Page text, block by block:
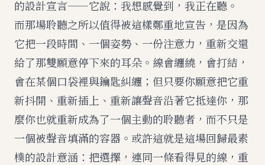
的設計宣言——它說：我想感覺到，我正在聽。
而那場聆聽之所以值得被這樣鄭重地宣告，是因為
它把一段時間、一個姿勢、一份注意力，重新交還
給了那雙願意停下來的耳朵。線會纏繞，會打結，
會在某個口袋裡與鑰匙糾纏；但只要你願意把它重
新抖開、重新插上、重新讓聲音沿著它抵達你，那
麼你也就重新成為了一個主動的聆聽者，而不只是
一個被聲音填滿的容器。或許這就是這場回歸最素
樸的設計意涵：把選擇，連同一條看得見的線，重